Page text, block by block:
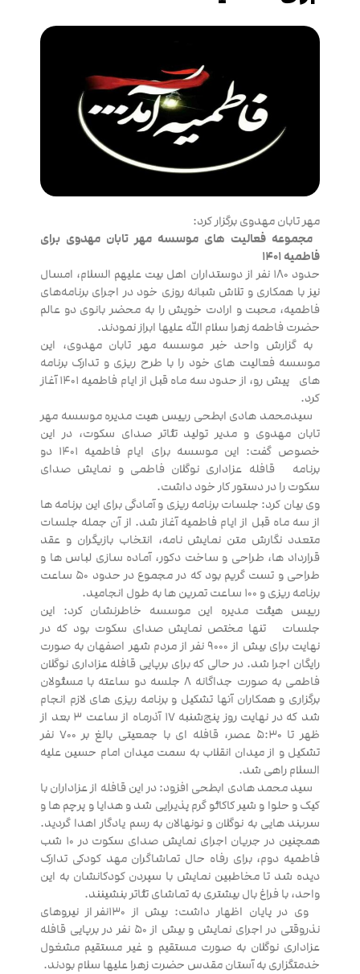
مهر تابان مهدوی برگزار کرد:
مجموعه فعالیت های موسسه مهر تابان مهدوی برای
فاطمیه ۱۴۰۱
حدود ۱۸۰ نفر از دوستداران اهل بیت علیهم السلام، امسال
نیز با همکاری و تلاش شبانه روزی خود در اجرای برنامه‌های
فاطمیه، محبت و ارادت خویش را به محضر بانوی دو عالم
حضرت فاطمه زهرا سلام الله علیها ابراز نمودند.
به گزارش واحد خبر موسسه مهر تابان مهدوی، این
موسسه فعالیت های خود را با طرح ریزی و تدارک برنامه
های پیش رو، از حدود سه ماه قبل از ایام فاطمیه ۱۴۰۱ آغاز
کرد.
سیدمحمد هادی ابطحی رییس هیت مدیره موسسه مهر
تابان مهدوی و مدیر تولید تئاتر صدای سکوت، در این
خصوص گفت: این موسسه برای ایام فاطمیه ۱۴۰۱ دو
برنامه قافله عزاداری نوگلان فاطمی و نمایش صدای
سکوت را در دستور کار خود داشت.
وی بیان کرد: جلسات برنامه ریزی و آمادگی برای این برنامه ها
از سه ماه قبل از ایام فاطمیه آغاز شد. از آن جمله جلسات
متعدد نگارش متن نمایش نامه، انتخاب بازیگران و عقد
قرارداد ها، طراحی و ساخت دکور، آماده سازی لباس ها و
طراحی و تست گریم بود که در مجموع در حدود ۵۰ ساعت
برنامه ریزی و ۱۰۰ ساعت تمرین ها به طول انجامید.
رییس هیئت مدیره این موسسه خاطرنشان کرد: این
جلسات تنها مختص نمایش صدای سکوت بود که در
نهایت برای بیش از ۹۰۰۰ نفر از مردم شهر اصفهان به صورت
رایگان اجرا شد. در حالی که برای برپایی قافله عزاداری نوگلان
فاطمی به صورت جداگانه ۸ جلسه دو ساعته با مسئولان
برگزاری و همکاران آنها تشکیل و برنامه ریزی های لازم انجام
شد که در نهایت روز پنج‌شنبه ۱۷ آذرماه از ساعت ۳ بعد از
ظهر تا ۵:۳۰ عصر، قافله ای با جمعیتی بالغ بر ۷۰۰ نفر
تشکیل و از میدان انقلاب به سمت میدان امام حسین علیه
السلام راهی شد.
سید محمد هادی ابطحی افزود: در این قافله از عزاداران با
کیک و حلوا و شیر کاکائو گرم پذیرایی شد و هدایا و پرچم ها و
سربند هایی به نوگلان و نونهالان به رسم یادگار اهدا گردید.
همچنین در جریان اجرای نمایش صدای سکوت در ۱۰ شب
فاطمیه دوم، برای رفاه حال تماشاگران مهد کودکی تدارک
دیده شد تا مخاطبین نمایش با سپردن کودکانشان به این
واحد، با فراغ بال بیشتری به تماشای تئاتر بنشینند.
وی در پایان اظهار داشت: بیش از ۱۳۰نفر از نیروهای
نذروقتی در اجرای نمایش و بیش از ۵۰ نفر در برپایی قافله
عزاداری نوگلان به صورت مستقیم و غیر مستقیم مشغول
خدمتگزاری به آستان مقدس حضرت زهرا علیها سلام بودند.